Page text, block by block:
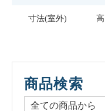
寸法(室外)
商品検索